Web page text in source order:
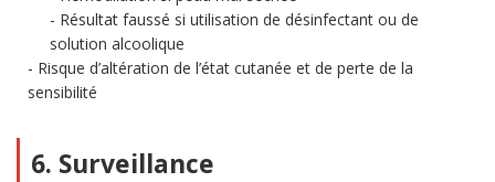
Résultat faussé si utilisation de désinfectant ou de
solution alcoolique
Risque d’altération de l’état cutanée et de perte de la
sensibilité
6. Surveillance